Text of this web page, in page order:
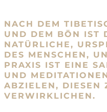
NACH DEM
UND DEM BÖN IST
NATÜRLICHE,
DES MENSCHEN,
PRAXIS IST EINE
UND
ABZIELEN, DIESEN
VERWIRKLICHEN.